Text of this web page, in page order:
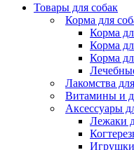
Товары для собак
Корма для
Корма
Корма
Корма
Лакомства
Витамины и
Аксессуары
Лежаки
Игрушки